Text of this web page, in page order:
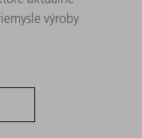
výroby